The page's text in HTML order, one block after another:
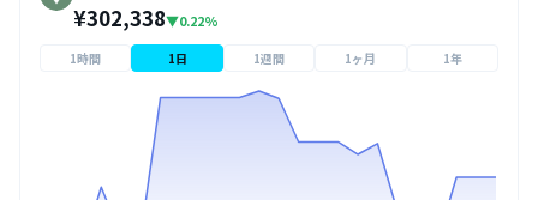
¥302,338▼0.22%
1時間 1日 1週間 1ヶ月 1年